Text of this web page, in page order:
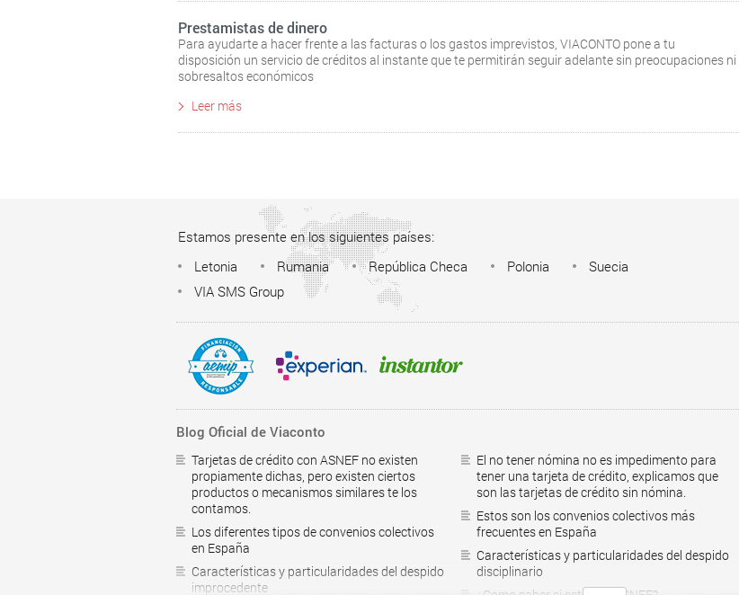
Prestamistas de dinero
Para ayudarte a hacer frente a las facturas o los gastos imprevistos, VIACONTO pone a tu
disposición un servicio de créditos al instante que te permitirán seguir adelante sin preocupaciones ni
sobresaltos económicos
Leer más
Estamos presente en los siguientes países:
Letonia
Rumania República Checa Polonia
Suecia
VIA SMS Group
Blog Oficial de Viaconto
Tarjetas de crédito con ASNEF no existen
propiamente dichas, pero existen ciertos
productos o mecanismos similares te los
contamos.
Los diferentes tipos de convenios colectivos
en España
Características y particularidades del despido
improcedente
El no tener nómina no es impedimento para
tener una tarjeta de crédito, explicamos que
son las tarjetas de crédito sin nómina.
Estos son los convenios colectivos más
frecuentes en España
Características y particularidades del despido
disciplinario